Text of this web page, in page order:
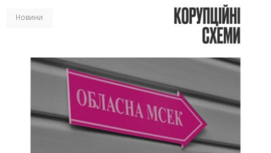
Новини